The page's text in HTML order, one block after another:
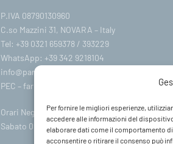
Per fornire le migliori esperienze,
accedere alle informazioni del
elaborare dati come il comportamento
acconsentire o ritirare il consenso può
P.IVA 08790130960
C.so Mazzini 31, NOVARA – Italy
Tel: +39 0321 659378 / 393229
WhatsApp: +39 342 9218104
info@parruccheonline.com
PEC –farcaphair@legalmail.it
Orari Negozio:Lunedì / Venerdì 09:00–12:30 /
Sabato 09:00-18:00